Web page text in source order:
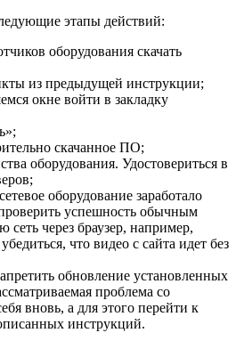
этапы действий:
оборудования скачать
из предыдущей инструкции;
окне войти в закладку
скачанное ПО;
оборудования. Удостовериться в
оборудование заработало
успешность обычным
сеть через браузер, например,
что видео с сайта идет без
обновление установленных
проблема со
вновь, а для этого перейти к
инструкций.